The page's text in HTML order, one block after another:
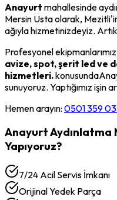
Anayurt mahallesinde
Mersin Usta olarak, Mezitli
ağıyla hizmetinizdeyiz.
Profesyonel
avize, spot, şerit led ve
hizmetleri.konusunda
sunuyoruz. Yaptığımız işin
Hemen arayın: 0501 359
AnayurtAydınlatma
Yapıyoruz?
7/24 Acil Servis İmkanı
Orijinal Yedek Parça